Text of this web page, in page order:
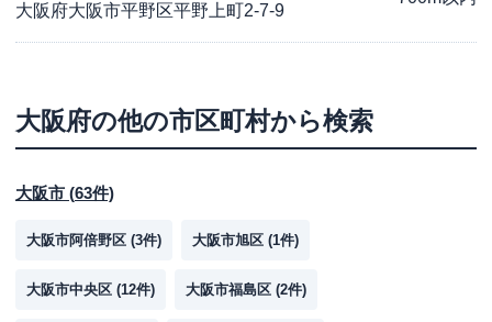
大阪府大阪市平野区平野上町2-7-9
大阪府の他の市区町村から検索
大阪市 (63件)
大阪市阿倍野区 (3件) 大阪市旭区 (1件)
大阪市中央区 (12件) 大阪市福島区 (2件)